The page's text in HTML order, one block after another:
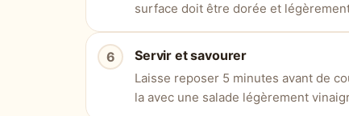
surface doit être dorée et
Servir et savourer
Laisse reposer 5 minutes avant de
la avec une salade légèrement